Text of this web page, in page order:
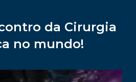
da Cirurgia
no mundo!